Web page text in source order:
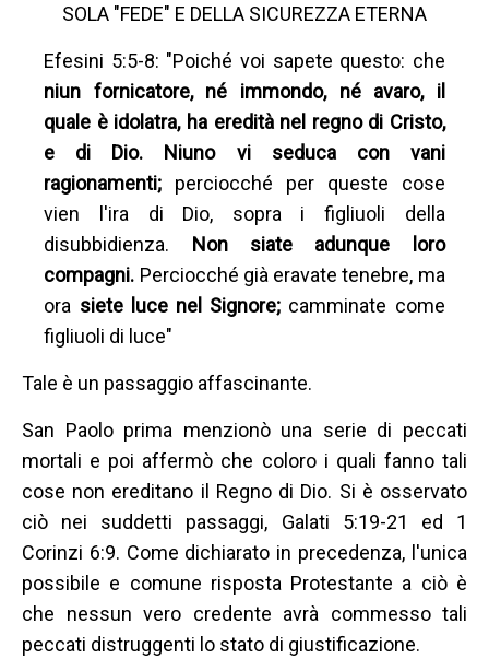
SOLA "FEDE" E DELLA SICUREZZA ETERNA
Efesini 5:5-8: "Poiché voi sapete questo: che
niun fornicatore, né immondo, né avaro, il
quale è idolatra, ha eredità nel regno di Cristo,
e di Dio. Niuno vi seduca con vani
ragionamenti; perciocché per queste cose
vien l'ira di Dio, sopra i figliuoli della
disubbidienza. Non siate adunque loro
compagni. Perciocché già eravate tenebre, ma
ora siete luce nel Signore; camminate come
figliuoli di luce"
Tale è un passaggio affascinante.
San Paolo prima menzionò una serie di peccati
mortali e poi affermò che coloro i quali fanno tali
cose non ereditano il Regno di Dio. Si è osservato
ciò nei suddetti passaggi, Galati 5:19-21 ed 1
Corinzi 6:9. Come dichiarato in precedenza, l'unica
possibile e comune risposta Protestante a ciò è
che nessun vero credente avrà commesso tali
peccati distruggenti lo stato di giustificazione.